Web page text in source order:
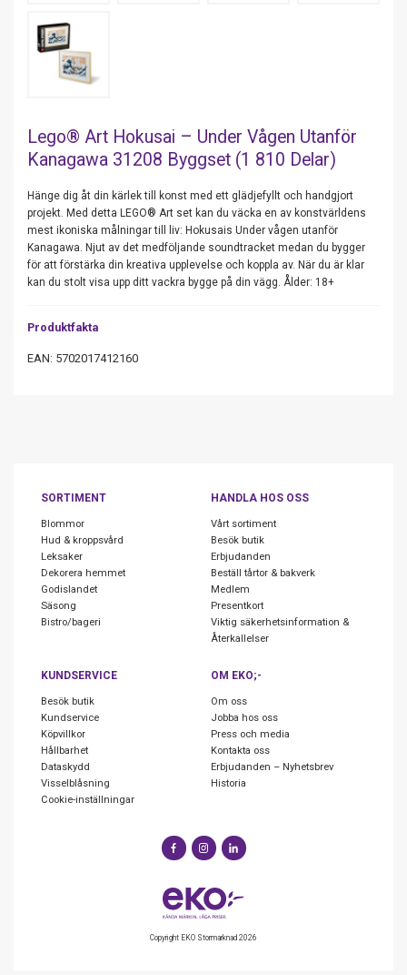
Lego® Art Hokusai – Under Vågen Utanför
Kanagawa 31208 Byggset (1 810 Delar)
Hänge dig åt din kärlek till konst med ett glädjefyllt och handgjort
projekt. Med detta LEGO® Art set kan du väcka en av konstvärldens
mest ikoniska målningar till liv: Hokusais Under vågen utanför
Kanagawa. Njut av det medföljande soundtracket medan du bygger
för att förstärka din kreativa upplevelse och koppla av. När du är klar
kan du stolt visa upp ditt vackra bygge på din vägg. Ålder: 18+
Produktfakta
EAN: 5702017412160
SORTIMENT
Blommor
Hud & kroppsvård
Leksaker
Dekorera hemmet
Godislandet
Säsong
Bistro/bageri
HANDLA HOS OSS
Vårt sortiment
Besök butik
Erbjudanden
Beställ tårtor & bakverk
Medlem
Presentkort
Viktig säkerhetsinformation &
Återkallelser
KUNDSERVICE
Besök butik
Kundservice
Köpvillkor
Hållbarhet
Dataskydd
Visselblåsning
Cookie-inställningar
OM EKO;-
Om oss
Jobba hos oss
Press och media
Kontakta oss
Erbjudanden – Nyhetsbrev
Historia
Copyright EKO Stormarknad 2026